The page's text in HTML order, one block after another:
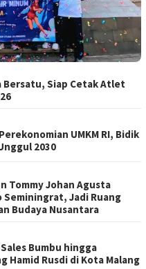
Bersatu, Siap Cetak Atlet
UMKM RI, Bidik
2030
Tommy Johan Agusta
Seminingrat, Jadi Ruang
Budaya Nusantara
Bumbu hingga
Hamid Rusdi di Kota Malang